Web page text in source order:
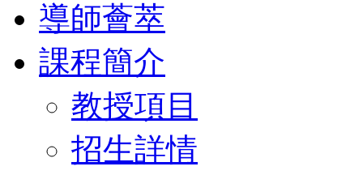
導師薈萃
課程簡介
教授項目
招生詳情